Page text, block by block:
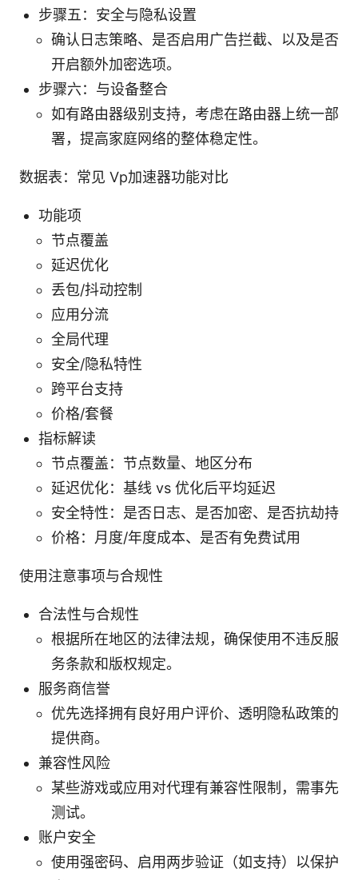
步骤五：安全与隐私设置
确认日志策略、是否启用广告拦截、以及是否
开启额外加密选项。
步骤六：与设备整合
如有路由器级别支持，考虑在路由器上统一部
署，提高家庭网络的整体稳定性。
数据表：常见 Vp加速器功能对比
功能项
节点覆盖
延迟优化
丢包/抖动控制
应用分流
全局代理
安全/隐私特性
跨平台支持
价格/套餐
指标解读
节点覆盖：节点数量、地区分布
延迟优化：基线 vs 优化后平均延迟
安全特性：是否日志、是否加密、是否抗劫持
价格：月度/年度成本、是否有免费试用
使用注意事项与合规性
合法性与合规性
根据所在地区的法律法规，确保使用不违反服
务条款和版权规定。
服务商信誉
优先选择拥有良好用户评价、透明隐私政策的
提供商。
兼容性风险
某些游戏或应用对代理有兼容性限制，需事先
测试。
账户安全
使用强密码、启用两步验证（如支持）以保护